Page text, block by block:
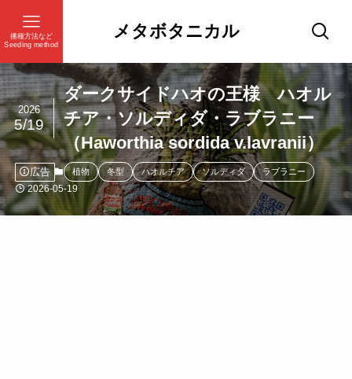
メタボタニカル
播種方法など
Seeding method
ダークサイドハオの王様 ハオル
チア・ソルディダ・ラブラニー
（Haworthia sordida v.lavranii）
2026
5/19
広告 植物 冬型 ハオルチア ソルディダ ラブラニー
2026-05-19